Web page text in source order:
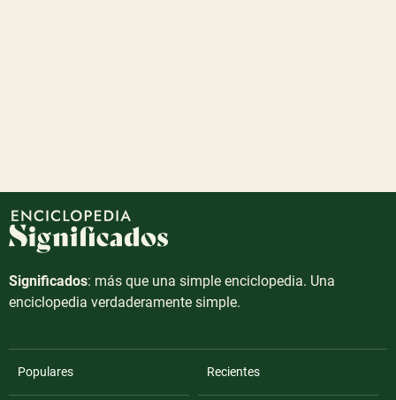
Significados: más que una simple enciclopedia. Una
enciclopedia verdaderamente simple.
Populares Recientes